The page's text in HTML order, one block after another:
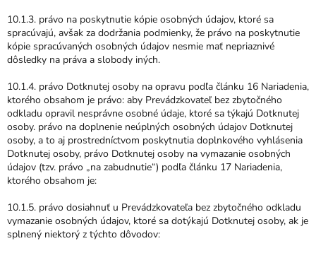
10.1.3. právo na poskytnutie kópie osobných údajov, ktoré sa
spracúvajú, avšak za dodržania podmienky, že právo na poskytnutie
kópie spracúvaných osobných údajov nesmie mať nepriaznivé
dôsledky na práva a slobody iných.
10.1.4. právo Dotknutej osoby na opravu podľa článku 16 Nariadenia,
ktorého obsahom je právo: aby Prevádzkovateľ bez zbytočného
odkladu opravil nesprávne osobné údaje, ktoré sa týkajú Dotknutej
osoby. právo na doplnenie neúplných osobných údajov Dotknutej
osoby, a to aj prostredníctvom poskytnutia doplnkového vyhlásenia
Dotknutej osoby, právo Dotknutej osoby na vymazanie osobných
údajov (tzv. právo „na zabudnutie“) podľa článku 17 Nariadenia,
ktorého obsahom je:
10.1.5. právo dosiahnuť u Prevádzkovateľa bez zbytočného odkladu
vymazanie osobných údajov, ktoré sa dotýkajú Dotknutej osoby, ak je
splnený niektorý z týchto dôvodov: